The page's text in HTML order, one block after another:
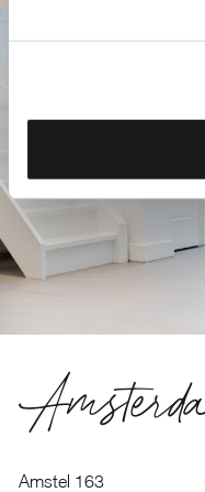
Amstel 163